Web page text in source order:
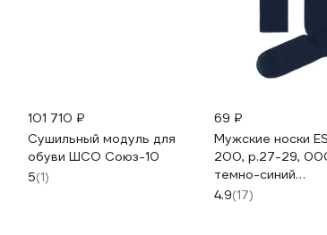
101 710 ₽
Сушильный модуль для
обуви ШСО Союз-10
5(1)
69 ₽
Мужские носки
200, р.27-29,
темно-синий
4.9(17)